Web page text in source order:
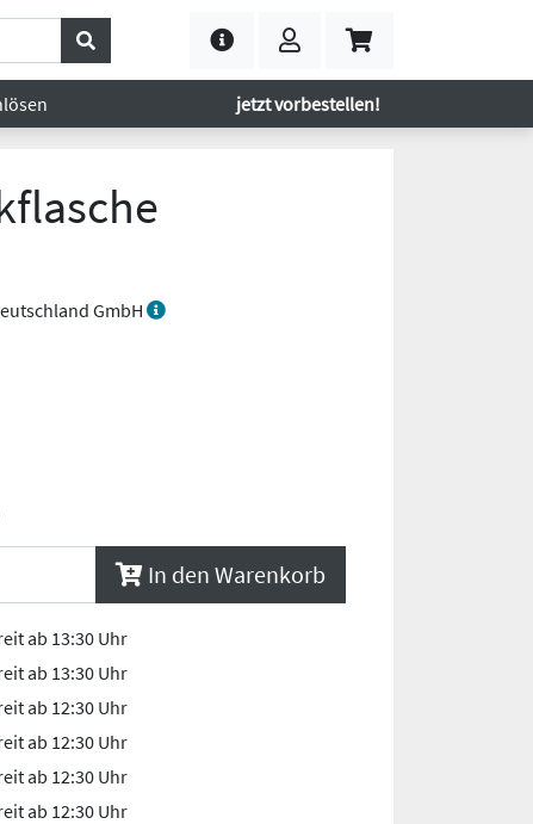
jetzt vorbestellen!
GmbH
In den Warenkorb
ab 13:30 Uhr
ab 13:30 Uhr
ab 12:30 Uhr
ab 12:30 Uhr
ab 12:30 Uhr
ab 12:30 Uhr